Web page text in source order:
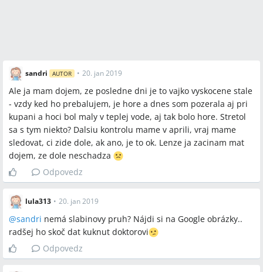
sandri AUTOR • 20. jan 2019
Ale ja mam dojem, ze posledne dni je to vajko vyskocene stale
- vzdy ked ho prebalujem, je hore a dnes som pozerala aj pri
kupani a hoci bol maly v teplej vode, aj tak bolo hore. Stretol
sa s tym niekto? Dalsiu kontrolu mame v aprili, vraj mame
sledovat, ci zide dole, ak ano, je to ok. Lenze ja zacinam mat
dojem, ze dole neschadza
Odpovedz
lula313 • 20. jan 2019
@sandri nemá slabinovy pruh? Nájdi si na Google obrázky..
radšej ho skoč dat kuknut doktorovi
Odpovedz